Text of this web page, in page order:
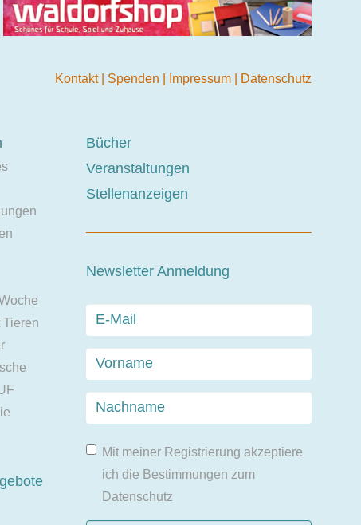
Kontakt Spenden Impressum Datenschutz
Tieren
Bücher
Veranstaltungen
Stellenanzeigen
Newsletter Anmeldung
Mit meiner Registrierung akzeptiere
ich die Bestimmungen zum
Datenschutz